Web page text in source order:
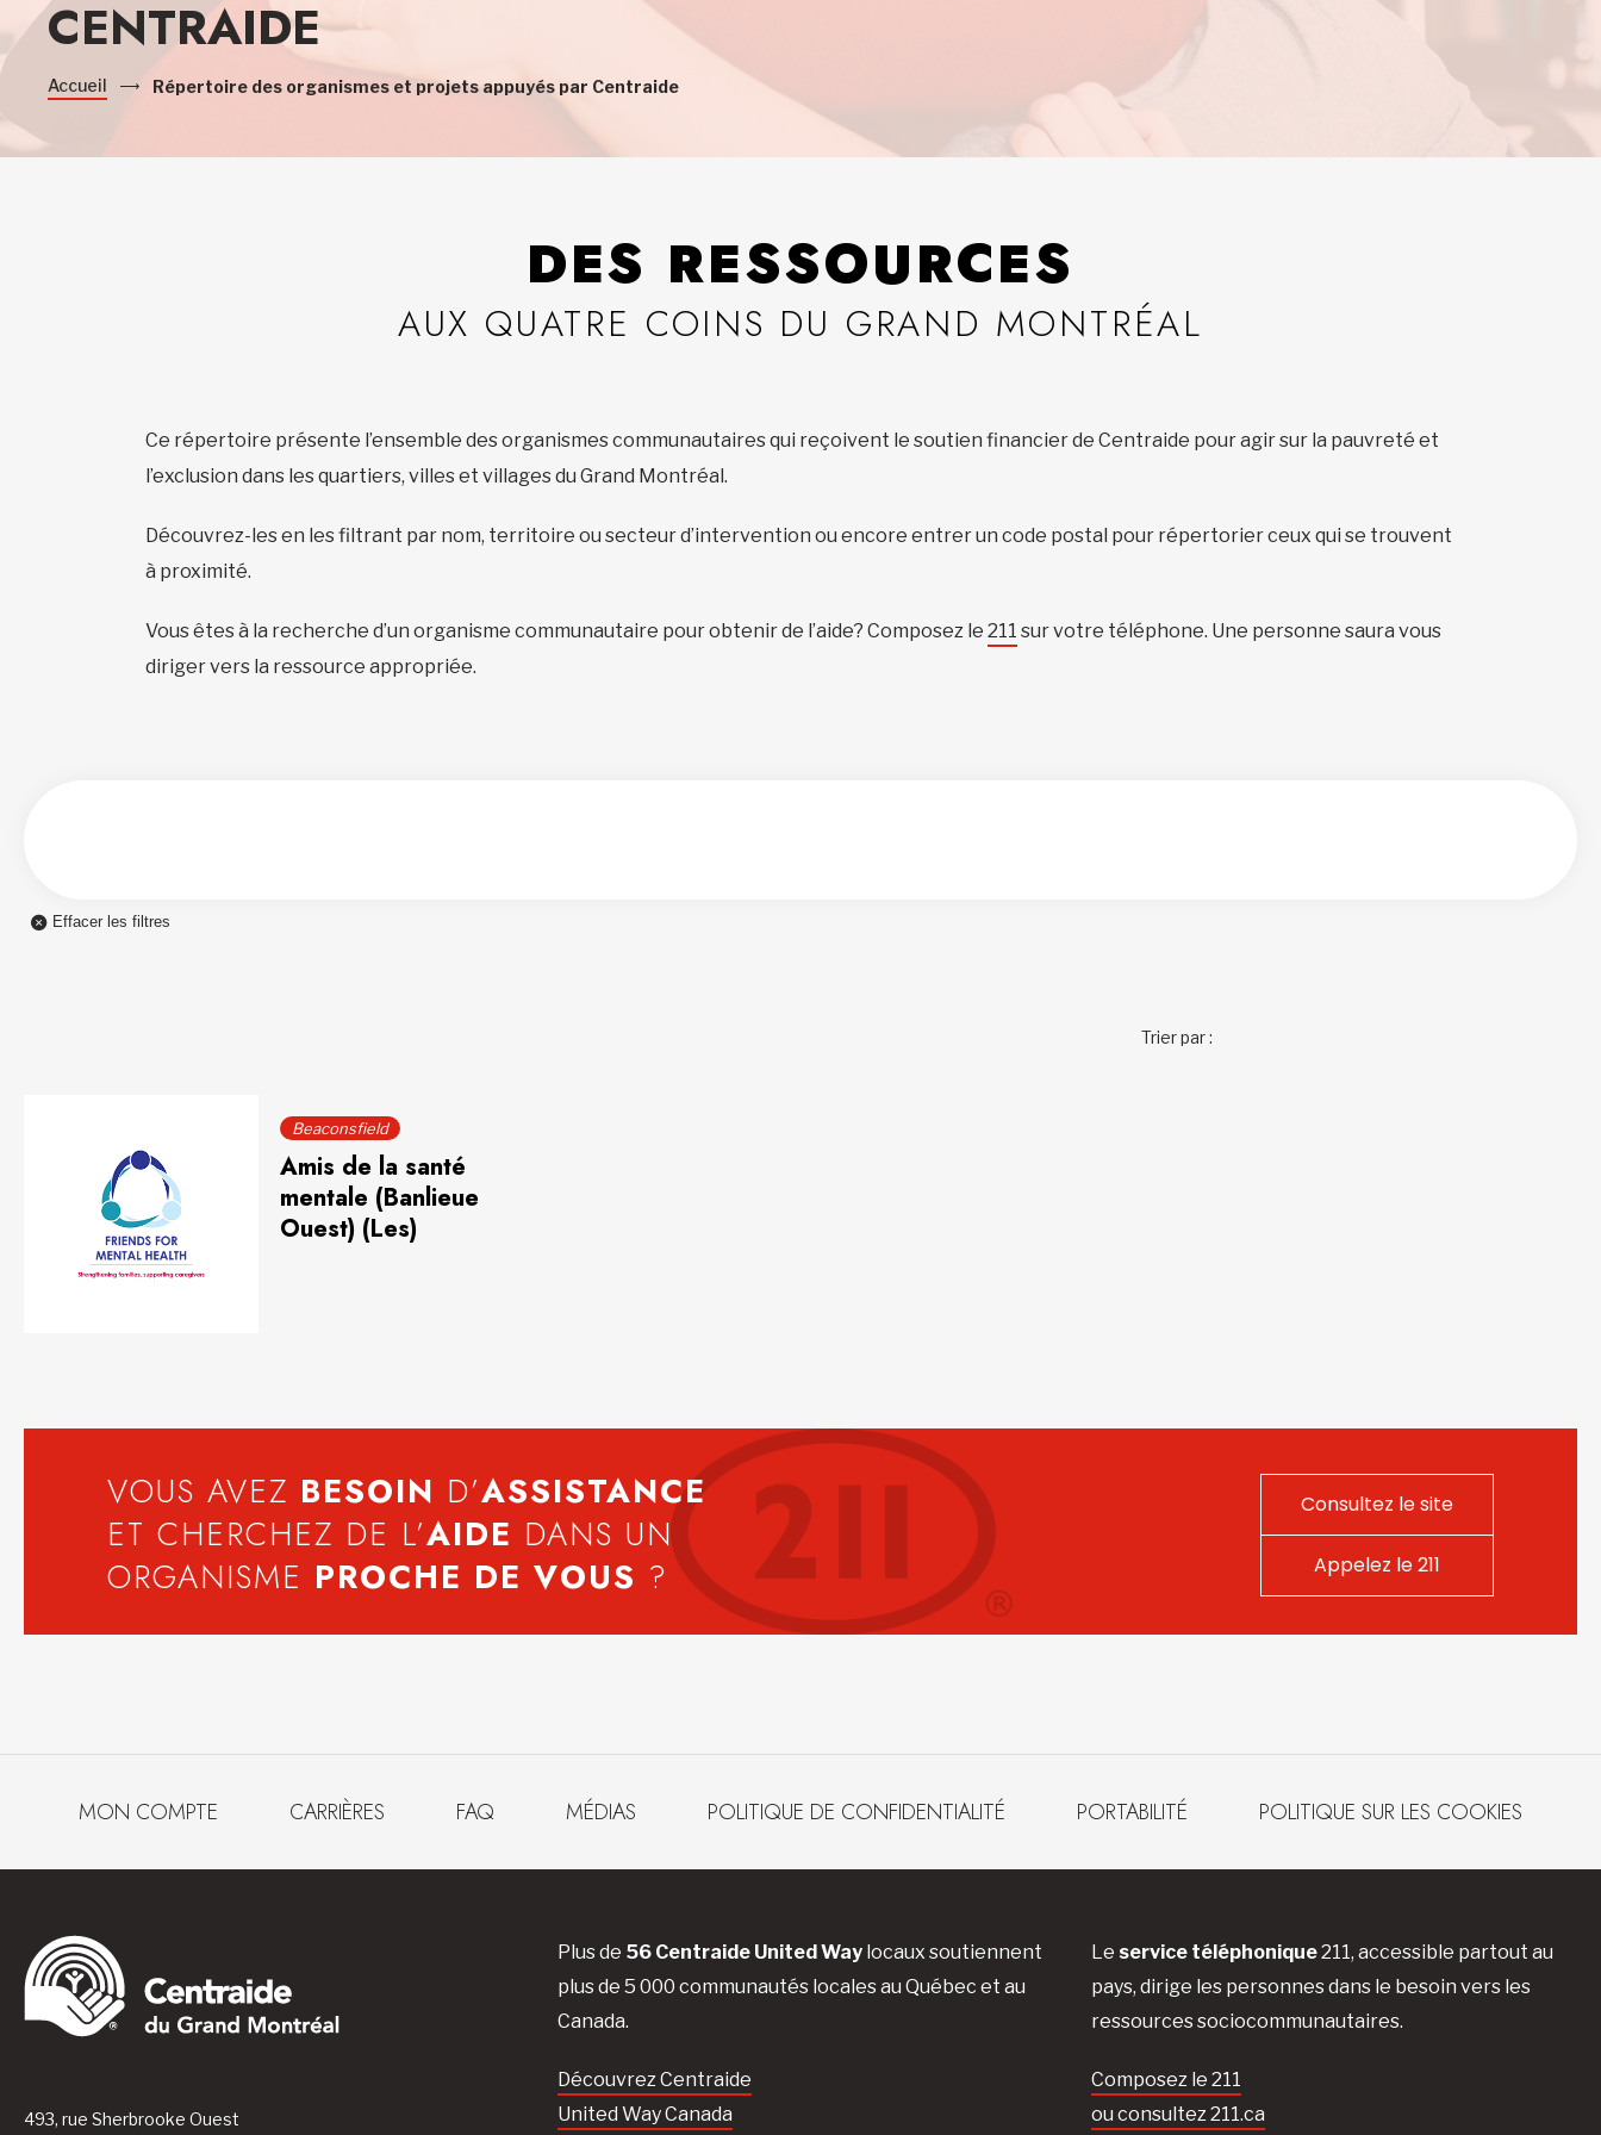
CENTRAIDE
Accueil Répertoire des organismes et projets appuyés par Centraide
DES RESSOURCES
AUX QUATRE COINS DU GRAND MONTRÉAL
Ce répertoire présente l’ensemble des organismes communautaires qui reçoivent le soutien financier de Centraide pour agir sur la pauvreté et
l’exclusion dans les quartiers, villes et villages du Grand Montréal.
Découvrez-les en les filtrant par nom, territoire ou secteur d’intervention ou encore entrer un code postal pour répertorier ceux qui se trouvent
à proximité.
Vous êtes à la recherche d’un organisme communautaire pour obtenir de l’aide? Composez le 211 sur votre téléphone. Une personne saura vous
diriger vers la ressource appropriée.
Effacer les filtres
Trier par :
Beaconsfield
Amis de la santé
mentale (Banlieue
Ouest) (Les)
VOUS AVEZ BESOIN D’ASSISTANCE
ET CHERCHEZ DE L’AIDE DANS UN
ORGANISME PROCHE DE VOUS ?
Consultez le site
Appelez le 211
MON COMPTE CARRIÈRES FAQ MÉDIAS POLITIQUE DE CONFIDENTIALITÉ PORTABILITÉ POLITIQUE SUR LES COOKIES
493, rue Sherbrooke Ouest
Plus de 56 Centraide United Waylocaux soutiennent
plus de 5 000 communautés locales au Québec et au
Canada.
Découvrez Centraide
United Way Canada
Le service téléphonique211, accessible partout au
pays, dirige les personnes dans le besoin vers les
ressources sociocommunautaires.
Composez le 211
ou consultez 211.ca